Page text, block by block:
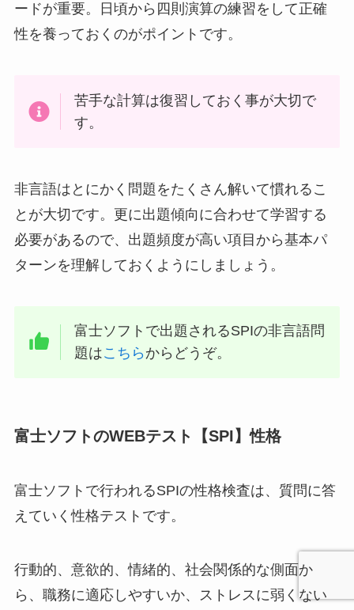
ードが重要。日頃から四則演算の練習をして正確
性を養っておくのがポイントです。
苦手な計算は復習しておく事が大切で
す。
非言語はとにかく問題をたくさん解いて慣れるこ
とが大切です。更に出題傾向に合わせて学習する
必要があるので、出題頻度が高い項目から基本パ
ターンを理解しておくようにしましょう。
富士ソフトで出題されるSPIの非言語問
題はこちら からどうぞ。
富士ソフトのWEBテスト【SPI】性格
富士ソフトで行われるSPIの性格検査は、質問に答
えていく性格テストです。
行動的、意欲的、情緒的、社会関係的な側面か
ら、職務に適応しやすいか、ストレスに弱くない